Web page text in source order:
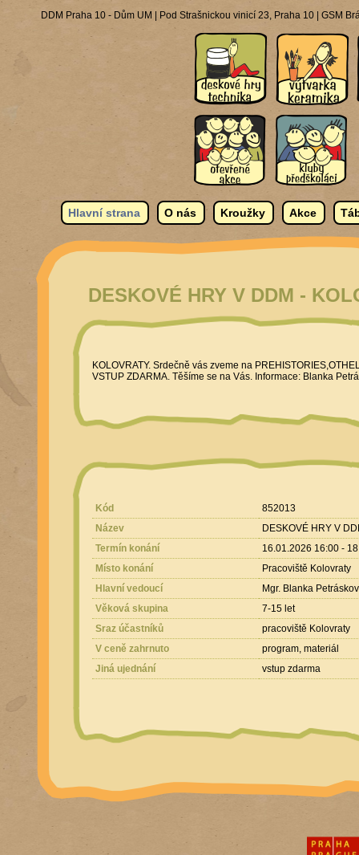
DDM Praha 10 - Dům UM | Pod Strašnickou vinicí 23, Praha 10 | GSM
Hlavní strana O nás Kroužky Akce
DESKOVÉ HRY V DDM -
KOLOVRATY. Srdečně vás zveme na
VSTUP ZDARMA. Těšíme se na Vás. Informace: Blanka
Kód
852013
Název
DESKOVÉ HRY V
Termín konání
16.01.2026 16:00 -
Místo konání
Pracoviště Kolovraty
Hlavní vedoucí
Mgr. Blanka
Věková skupina
7-15 let
Sraz účastníků
pracoviště Kolovraty
V ceně zahrnuto
program, materiál
Jiná ujednání
vstup zdarma